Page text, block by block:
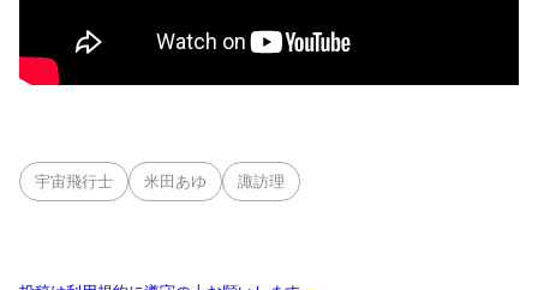
宇宙飛行士 米田あゆ 諏訪理